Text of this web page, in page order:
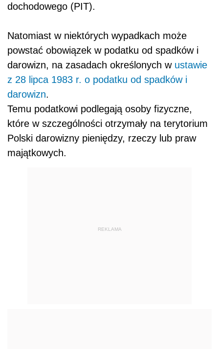
dochodowego (PIT).
Natomiast w niektórych wypadkach może
powstać obowiązek w podatku od spadków i
darowizn, na zasadach określonych w ustawie
z 28 lipca 1983 r. o podatku od spadków i
darowizn.
Temu podatkowi podlegają osoby fizyczne,
które w szczególności otrzymały na terytorium
Polski darowizny pieniędzy, rzeczy lub praw
majątkowych.
REKLAMA